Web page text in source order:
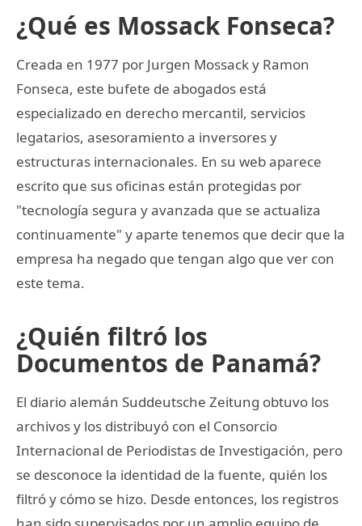
¿Qué es Mossack Fonseca?
Creada en 1977 por Jurgen Mossack y Ramon
Fonseca, este bufete de abogados está
especializado en derecho mercantil, servicios
legatarios, asesoramiento a inversores y
estructuras internacionales. En su web aparece
escrito que sus oficinas están protegidas por
"tecnología segura y avanzada que se actualiza
continuamente" y aparte tenemos que decir que la
empresa ha negado que tengan algo que ver con
este tema.
¿Quién filtró los
Documentos de Panamá?
El diario alemán Suddeutsche Zeitung obtuvo los
archivos y los distribuyó con el Consorcio
Internacional de Periodistas de Investigación, pero
se desconoce la identidad de la fuente, quién los
filtró y cómo se hizo. Desde entonces, los registros